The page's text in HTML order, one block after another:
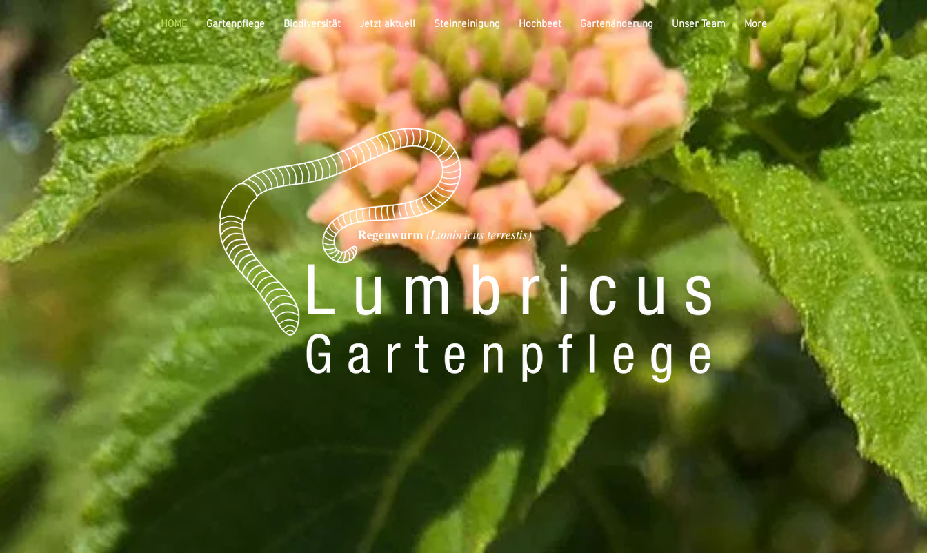
HOME Gartenpflege Biodiversität Jetzt aktuell Steinreinigung Hochbeet Gartenänderung Unser Team More